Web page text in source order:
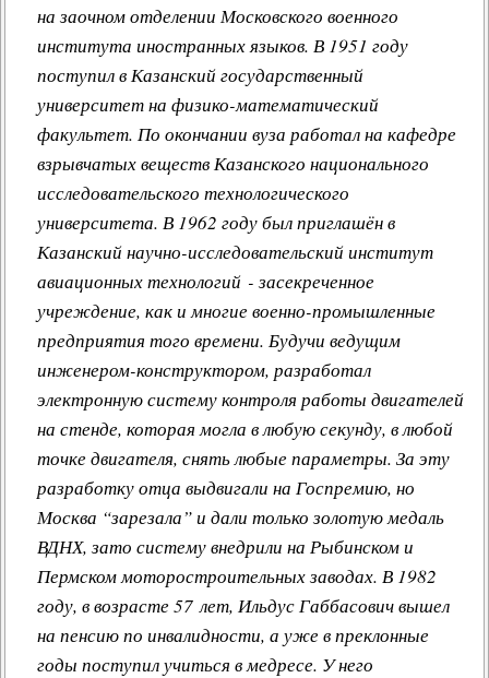
на заочном отделении Московского военного
института иностранных языков. В 1951 году
поступил в Казанский государственный
университет на физико-математический
факультет. По окончании вуза работал на кафедре
взрывчатых веществ Казанского национального
исследовательского технологического
университета. В 1962 году был приглашён в
Казанский научно-исследовательский институт
авиационных технологий - засекреченное
учреждение, как и многие военно-промышленные
предприятия того времени. Будучи ведущим
инженером-конструктором, разработал
электронную систему контроля работы двигателей
на стенде, которая могла в любую секунду, в любой
точке двигателя, снять любые параметры. За эту
разработку отца выдвигали на Госпремию, но
Москва “зарезала” и дали только золотую медаль
ВДНХ, зато систему внедрили на Рыбинском и
Пермском моторостроительных заводах. В 1982
году, в возрасте 57 лет, Ильдус Габбасович вышел
на пенсию по инвалидности, а уже в преклонные
годы поступил учиться в медресе. У него